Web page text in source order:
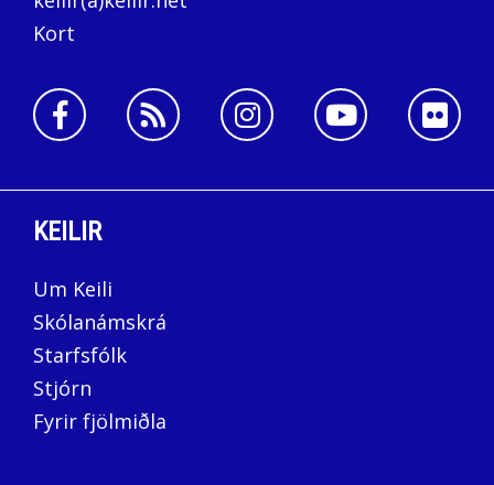
KEILIR
Um Keili
Skólanámskrá
Starfsfólk
Stjórn
Fyrir fjölmiðla
Kort